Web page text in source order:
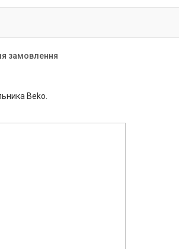
замовлення
Beko.